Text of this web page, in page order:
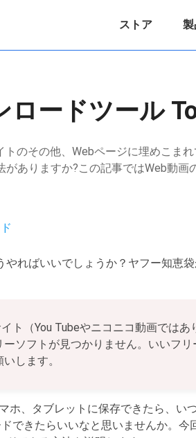
ストア
ロードツール
のその他、Webページに埋めこま
ありますか?この記事ではWeb動画
ればいいでしょうか？ヤフー知恵
ト（You Tubeやニコニコ動画では
ソフトが見つかりません。いいフ
します。
ホ、タブレットに保存できたら、い
できたらいいなと思いませんか。今